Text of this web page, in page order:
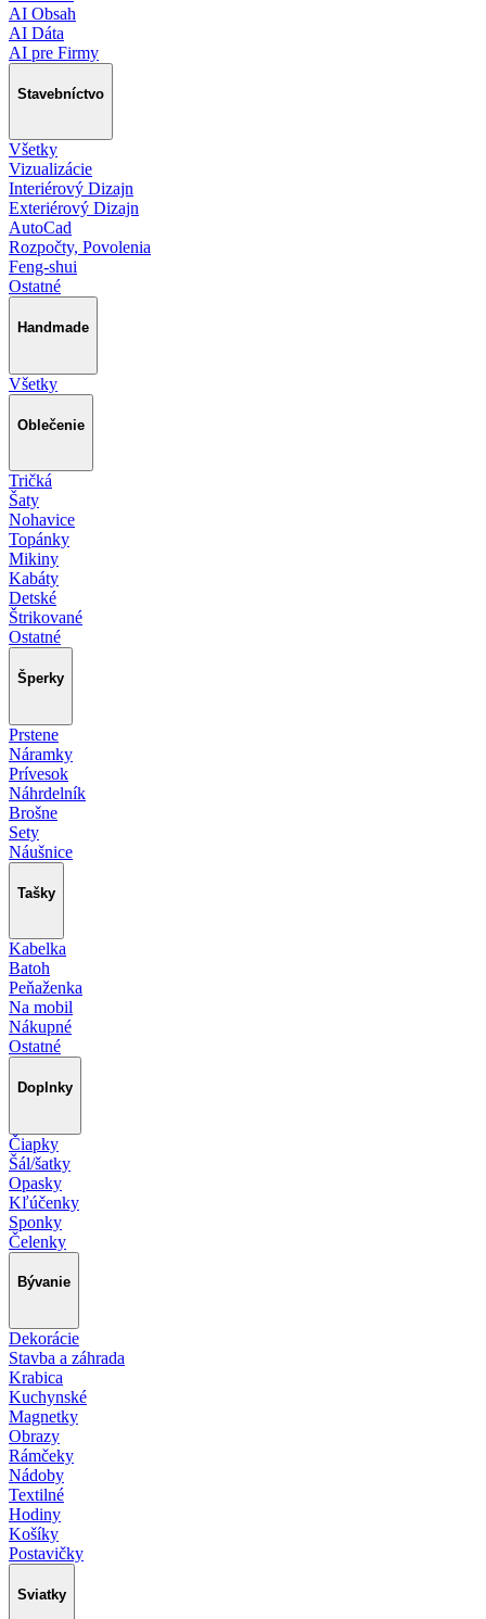
AI Obsah
AI Dáta
AI pre Firmy
Stavebníctvo
Všetky
Vizualizácie
Interiérový Dizajn
Exteriérový Dizajn
AutoCad
Rozpočty, Povolenia
Feng-shui
Ostatné
Handmade
Všetky
Oblečenie
Tričká
Šaty
Nohavice
Topánky
Mikiny
Kabáty
Detské
Štrikované
Ostatné
Šperky
Prstene
Náramky
Prívesok
Náhrdelník
Brošne
Sety
Náušnice
Tašky
Kabelka
Batoh
Peňaženka
Na mobil
Nákupné
Ostatné
Doplnky
Čiapky
Šál/šatky
Opasky
Kľúčenky
Sponky
Čelenky
Bývanie
Dekorácie
Stavba a záhrada
Krabica
Kuchynské
Magnetky
Obrazy
Rámčeky
Nádoby
Textilné
Hodiny
Košíky
Postavičky
Sviatky